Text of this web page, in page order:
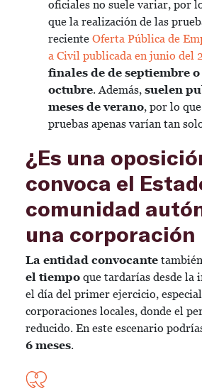
oficiales no suele variar, por
que la realización de las
reciente Oferta Pública de
a Civil publicada en junio del
finales de de septiembre
octubre. Además, suelen
meses de verano, por lo
pruebas apenas varían tan
¿Es una
convoca el
comunidad
una corporación
La entidad convocante
el tiempo que tardarías desde la
el día del primer ejercicio,
corporaciones locales, donde el
reducido. En este escenario
6 meses.